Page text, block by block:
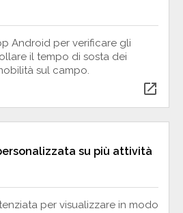
Android per verificare gli
il tempo di sosta dei
sul campo.
open_in_new
su più attività
per visualizzare in modo